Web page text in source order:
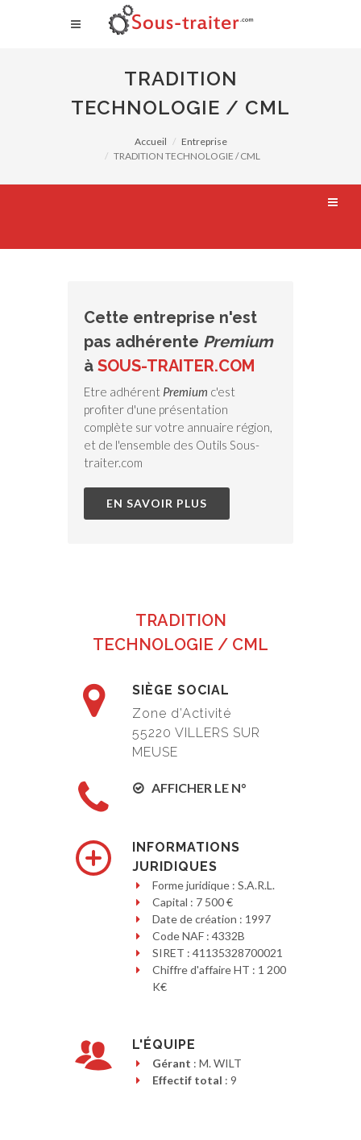
TRADITION
TECHNOLOGIE / CML
Accueil
Entreprise
TRADITION TECHNOLOGIE / CML
Cette entreprise n'est
pas adhérente Premium
à SOUS-TRAITER.COM
Etre adhérent Premium c'est
profiter d'une présentation
complète sur votre annuaire région,
et de l'ensemble des Outils Sous-
traiter.com
EN SAVOIR PLUS
TRADITION
TECHNOLOGIE / CML
SIÈGE SOCIAL
Zone d’Activité
55220 VILLERS SUR
MEUSE
AFFICHER LE N°
INFORMATIONS
JURIDIQUES
Forme juridique : S.A.R.L.
Capital : 7 500 €
Date de création : 1997
Code NAF : 4332B
SIRET : 41135328700021
Chiffre d'affaire HT : 1 200
K€
L'ÉQUIPE
Gérant : M. WILT
Effectif total : 9